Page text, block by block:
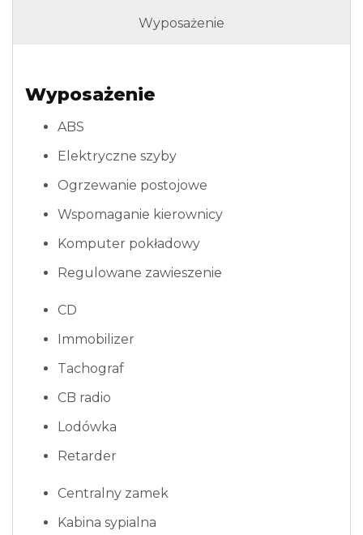
Wyposażenie
Wyposażenie
ABS
Elektryczne szyby
Ogrzewanie postojowe
Wspomaganie kierownicy
Komputer pokładowy
Regulowane zawieszenie
CD
Immobilizer
Tachograf
CB radio
Lodówka
Retarder
Centralny zamek
Kabina sypialna